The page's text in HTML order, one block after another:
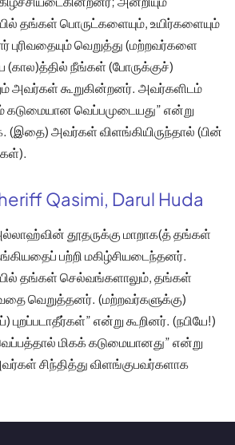
தங்கள் பொருட்களையும், உயிர்களையும்
வெறுத்து (மற்றவர்களை
(கால)த்தில் நீங்கள் (போருக்குச்)
அவர்கள் கூறுகின்றனர். அவர்களிடம்
கடுமையான வெப்பமுடையது” என்று
(இதை) அவர்கள் விளங்கியிருந்தால் (பின்
Qasimi, Darul Huda
தூதருக்கு மாறாக(த் தங்கள்
பற்றி மகிழ்சியடைந்தனர்.
தங்கள் செல்வங்களாலும், தங்கள்
வெறுத்தனர். (மற்றவர்களுக்கு)
புறப்படாதீர்கள்” என்று கூறினர். (நபியே!)
மிகக் கடுமையானது” என்று
சிந்தித்து விளங்குபவர்களாக